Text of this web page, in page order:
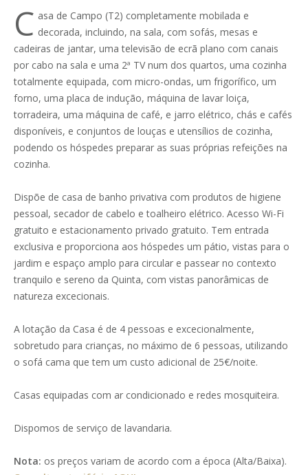
C asa de Campo (T2) completamente mobilada e
decorada, incluindo, na sala, com sofás, mesas e
cadeiras de jantar, uma televisão de ecrã plano com canais
por cabo na sala e uma 2ª TV num dos quartos, uma cozinha
totalmente equipada, com micro-ondas, um frigorífico, um
forno, uma placa de indução, máquina de lavar loiça,
torradeira, uma máquina de café, e jarro elétrico, chás e cafés
disponíveis, e conjuntos de louças e utensílios de cozinha,
podendo os hóspedes preparar as suas próprias refeições na
cozinha.
Dispõe de casa de banho privativa com produtos de higiene
pessoal, secador de cabelo e toalheiro elétrico. Acesso Wi-Fi
gratuito e estacionamento privado gratuito. Tem entrada
exclusiva e proporciona aos hóspedes um pátio, vistas para o
jardim e espaço amplo para circular e passear no contexto
tranquilo e sereno da Quinta, com vistas panorâmicas de
natureza excecionais.
A lotação da Casa é de 4 pessoas e excecionalmente,
sobretudo para crianças, no máximo de 6 pessoas, utilizando
o sofá cama que tem um custo adicional de 25€/noite.
Casas equipadas com ar condicionado e redes mosquiteira.
Dispomos de serviço de lavandaria.
Nota: os preços variam de acordo com a época (Alta/Baixa).